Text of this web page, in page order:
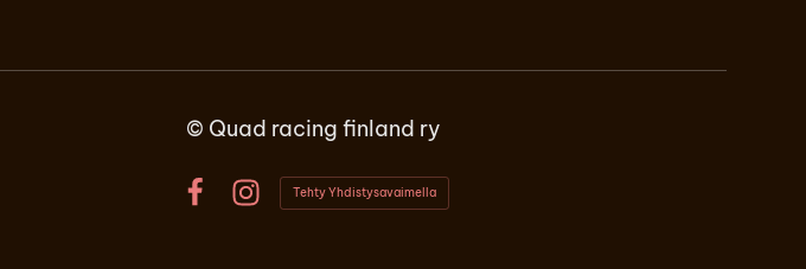
© Quad racing finland ry
Tehty Yhdistysavaimella